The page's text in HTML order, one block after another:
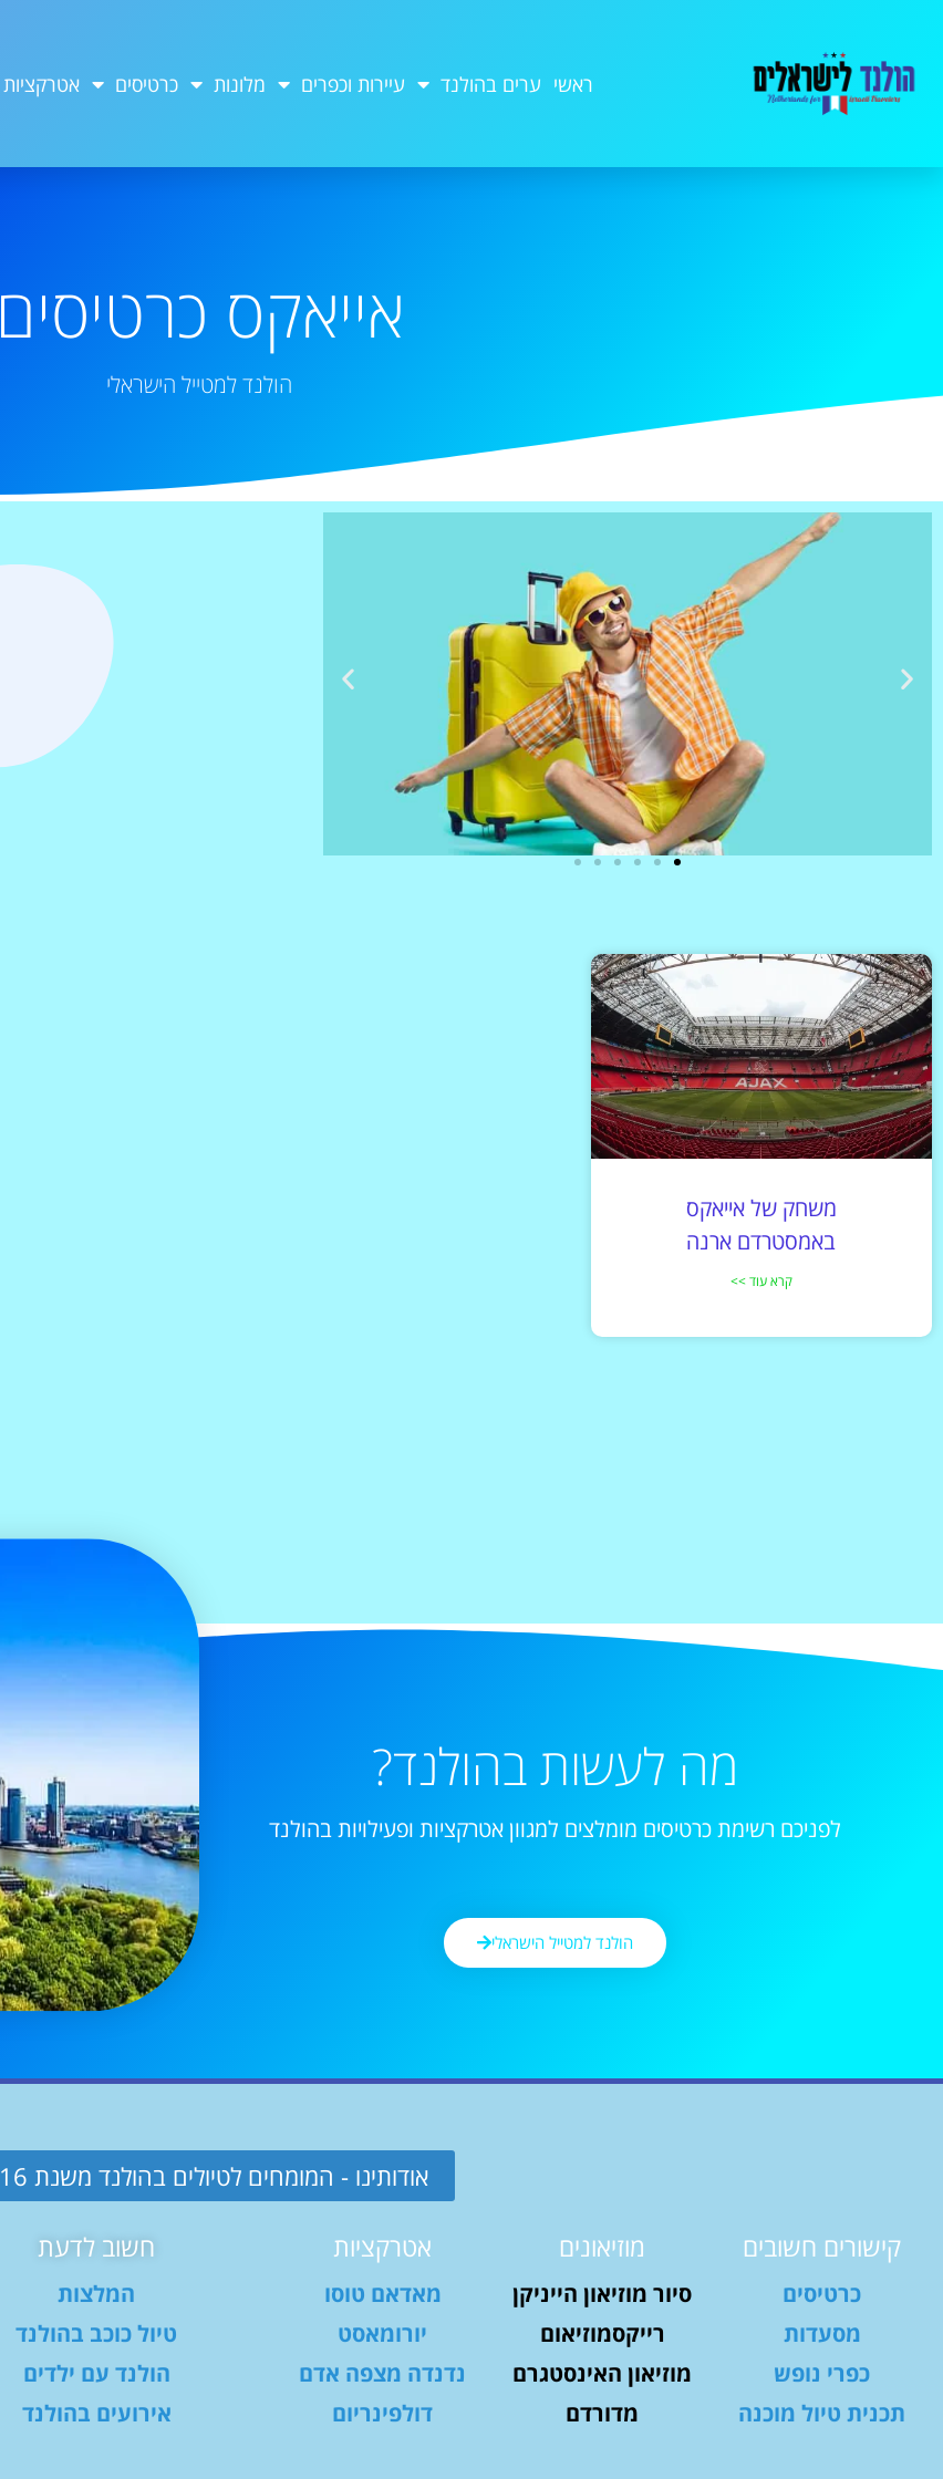
ראשי ערים בהולנד עיירות וכפרים מלונות כרטיסים אטרקציות
אייאקס כרטיסים
הולנד למטייל הישראלי
משחק של אייאקס
באמסטרדם ארנה
קרא עוד >>
מה לעשות בהולנד?
לפניכם רשימת כרטיסים מומלצים למגוון אטרקציות ופעילויות בהולנד
הולנד למטייל הישראלי
אודותינו - המומחים לטיולים בהולנד משנת 2016
קישורים חשובים
כרטיסים
מסעדות
כפרי נופש
תכנית טיול מוכנה
מוזיאונים
סיור מוזיאון הייניקן
רייקסמוזיאום
מוזיאון האינסטגרם
מדורדם
אטרקציות
מאדאם טוסו
יורומאסט
נדנדה מצפה אדם
דולפינריום
חשוב לדעת
המלצות
טיול כוכב בהולנד
הולנד עם ילדים
אירועים בהולנד